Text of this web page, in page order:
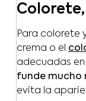
Colorete,
Para colorete
crema o el
adecuadas
funde mucho
evita la